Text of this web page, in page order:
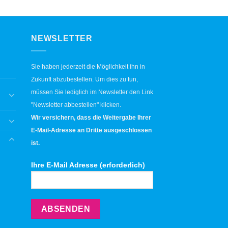
NEWSLETTER
Sie haben jederzeit die Möglichkeit ihn in
Zukunft abzubestellen. Um dies zu tun,
müssen Sie lediglich im Newsletter den Link
"Newsletter abbestellen" klicken.
Wir versichern, dass die Weitergabe Ihrer
E-Mail-Adresse an Dritte ausgeschlossen
ist.
Ihre E-Mail Adresse (erforderlich)